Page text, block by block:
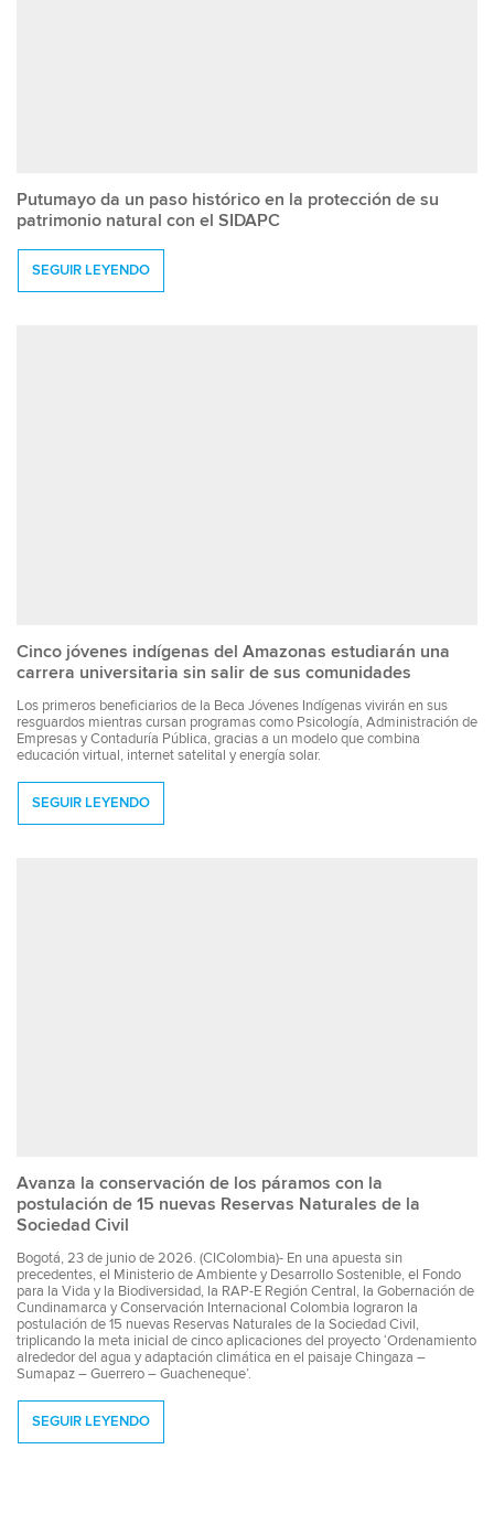
Putumayo da un paso histórico en la protección de su
patrimonio natural con el SIDAPC
SEGUIR LEYENDO
Cinco jóvenes indígenas del Amazonas estudiarán una
carrera universitaria sin salir de sus comunidades
Los primeros beneficiarios de la Beca Jóvenes Indígenas vivirán en sus
resguardos mientras cursan programas como Psicología, Administración de
Empresas y Contaduría Pública, gracias a un modelo que combina
educación virtual, internet satelital y energía solar.
SEGUIR LEYENDO
Avanza la conservación de los páramos con la
postulación de 15 nuevas Reservas Naturales de la
Sociedad Civil
Bogotá, 23 de junio de 2026. (CIColombia)- En una apuesta sin
precedentes, el Ministerio de Ambiente y Desarrollo Sostenible, el Fondo
para la Vida y la Biodiversidad, la RAP-E Región Central, la Gobernación de
Cundinamarca y Conservación Internacional Colombia lograron la
postulación de 15 nuevas Reservas Naturales de la Sociedad Civil,
triplicando la meta inicial de cinco aplicaciones del proyecto ‘Ordenamiento
alrededor del agua y adaptación climática en el paisaje Chingaza –
Sumapaz – Guerrero – Guacheneque’.
SEGUIR LEYENDO